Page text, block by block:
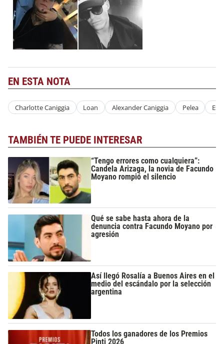
EN ESTA NOTA
Charlotte Caniggia Loan Alexander Caniggia Pelea
TAMBIÉN TE PUEDE INTERESAR
“Tengo errores como cualquiera”:
Candela Arizaga, la novia de Facundo
Moyano rompió el silencio
Qué se sabe hasta ahora de la
denuncia contra Facundo Moyano por
agresión
Así llegó Rosalía a Buenos Aires en el
medio del escándalo por la selección
argentina
Todos los ganadores de los Premios
Pinti 2026